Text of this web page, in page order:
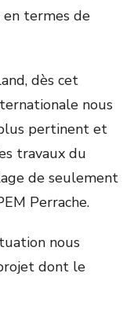
en termes de
dès cet
nous
pertinent et
travaux du
de seulement
Perrache.
nous
dont le